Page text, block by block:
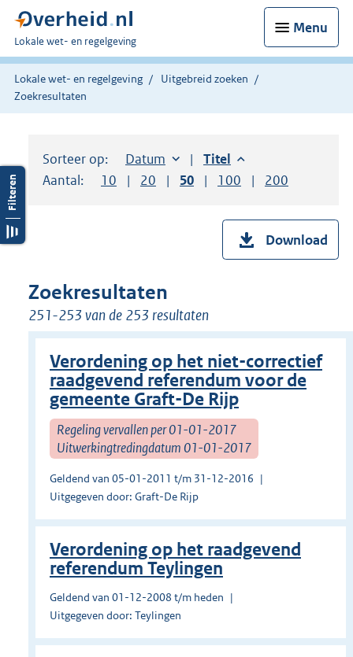
Menu
U
bent
hier:
Lokale wet- en regelgeving
Lokale wet- en regelgeving
Uitgebreid zoeken
Zoekresultaten
Sorteer op: Sorteer op:
Datum aflopendSorteer op:
Titel aflopend
Aantal:
Toon
10 resultaten per pagina
Toon
20 resultaten per pagina
Toon
50 resultaten per pagina
Toon
100 resultaten per
Toon
200
Download
Zoekresultaten
251-253 van de 253 resultaten
Verordening op het niet-correctief
raadgevend referendum voor de
gemeente Graft-De Rijp
Regeling vervallen per 01-01-2017
Uitwerkingtredingdatum 01-01-2017
Geldend van 05-01-2011 t/m 31-12-2016
Uitgegeven door: Graft-De Rijp
Verordening op het raadgevend
referendum Teylingen
Geldend van 01-12-2008 t/m heden
Uitgegeven door: Teylingen